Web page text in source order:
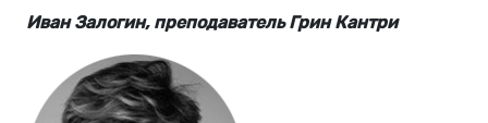
Иван Залогин, преподаватель Грин Кантри